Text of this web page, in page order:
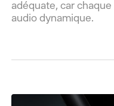
adéquate, car
audio dynamique.